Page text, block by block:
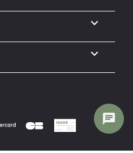

keyboard_arrow_down
chat